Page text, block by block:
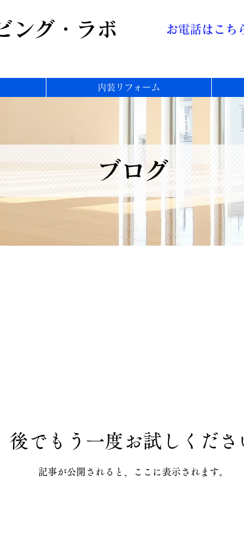
ング・ラボ お電話はこ
内装リフォーム
ブログ
後でもう一度お試しくださ
記事が公開されると、ここに表示されます。